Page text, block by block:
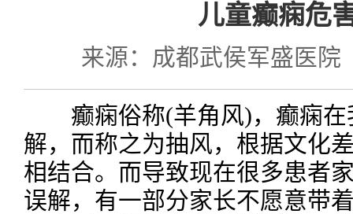
儿童癫痫危
来源：成都武侯军盛医
癫痫俗称(羊角风)，癫痫在
解，而称之为抽风，根据文化
相结合。而导致现在很多患者
误解，有一部分家长不愿意带